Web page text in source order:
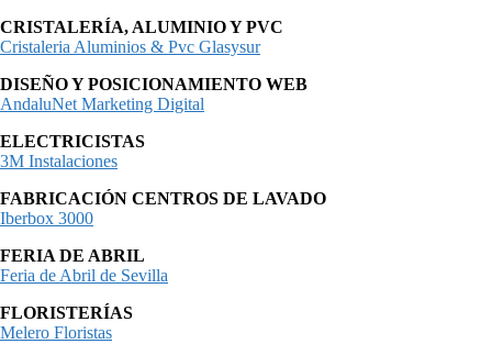
CRISTALERÍA, ALUMINIO Y PVC
Cristaleria Aluminios & Pvc Glasysur
DISEÑO Y POSICIONAMIENTO WEB
AndaluNet Marketing Digital
ELECTRICISTAS
3M Instalaciones
FABRICACIÓN CENTROS DE LAVADO
Iberbox 3000
FERIA DE ABRIL
Feria de Abril de Sevilla
FLORISTERÍAS
Melero Floristas